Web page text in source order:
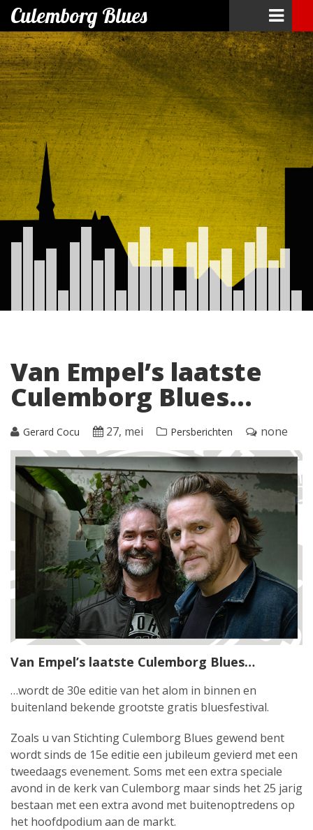
Skip
to
content
Culemborg Blues
Van Empel’s laatste
Culemborg Blues…
Gerard Cocu 27, mei Persberichten none
Van Empel’s laatste Culemborg Blues…
…wordt de 30e editie van het alom in binnen en
buitenland bekende grootste gratis bluesfestival.
Zoals u van Stichting Culemborg Blues gewend bent
wordt sinds de 15e editie een jubileum gevierd met een
tweedaags evenement. Soms met een extra speciale
avond in de kerk van Culemborg maar sinds het 25 jarig
bestaan met een extra avond met buitenoptredens op
het hoofdpodium aan de markt.